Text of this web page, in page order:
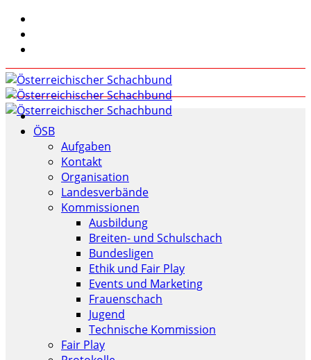
ÖSB
Aufgaben
Kontakt
Organisation
Landesverbände
Kommissionen
Ausbildung
Breiten- und Schulschach
Bundesligen
Ethik und Fair Play
Events und Marketing
Frauenschach
Jugend
Technische Kommission
Fair Play